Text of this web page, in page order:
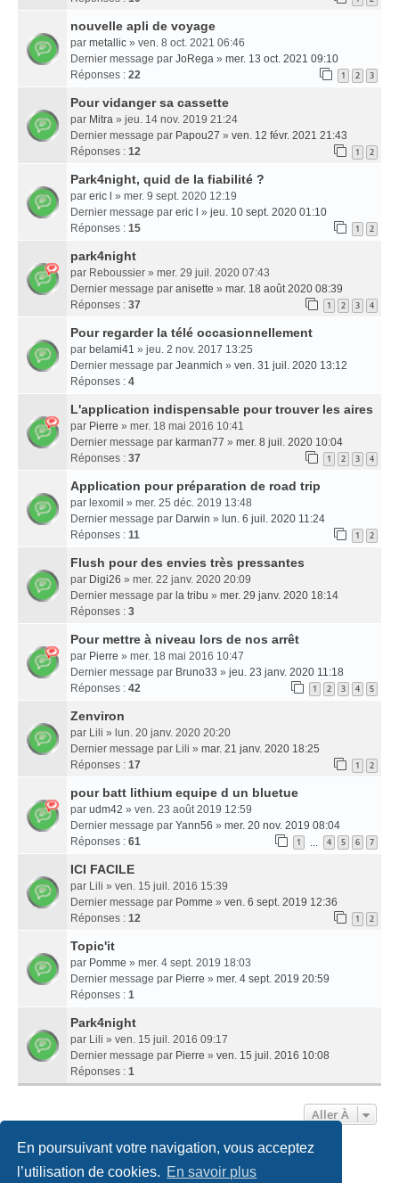
En poursuivant votre navigation, vous acceptez
l’utilisation de cookies. En savoir plus
nouvelle apli de voyage
par metallic » ven. 8 oct. 2021 06:46
Dernier message par JoRega » mer. 13 oct. 2021 09:10
Réponses : 22 1 2 3
Pour vidanger sa cassette
par Mitra » jeu. 14 nov. 2019 21:24
Dernier message par Papou27 » ven. 12 févr. 2021 21:43
Réponses : 12 1 2
Park4night, quid de la fiabilité ?
par eric l
» mer. 9 sept. 2020 12:19
Dernier message par eric l » jeu. 10 sept. 2020 01:10
Réponses : 15 1 2
park4night
par Reboussier » mer. 29 juil. 2020 07:43
Dernier message par anisette » mar. 18 août 2020 08:39
Réponses : 37 1 2 3 4
Pour regarder la télé occasionnellement
par belami41 » jeu. 2 nov. 2017 13:25
Dernier message par Jeanmich » ven. 31 juil. 2020 13:12
Réponses : 4
L'application indispensable pour trouver les aires
par Pierre » mer. 18 mai 2016 10:41
Dernier message par karman77 » mer. 8 juil. 2020 10:04
Réponses : 37 1 2 3 4
Application pour préparation de road trip
par lexomil » mer. 25 déc. 2019 13:48
Dernier message par Darwin » lun. 6 juil. 2020 11:24
Réponses : 11 1 2
Flush pour des envies très pressantes
par Digi26 » mer. 22 janv. 2020 20:09
Dernier message par la tribu » mer. 29 janv. 2020 18:14
Réponses : 3
Pour mettre à niveau lors de nos arrêt
par Pierre » mer. 18 mai 2016 10:47
Dernier message par Bruno33 » jeu. 23 janv. 2020 11:18
Réponses : 42 1 2 3 4 5
Zenviron
par Lili » lun. 20 janv. 2020 20:20
Dernier message par Lili » mar. 21 janv. 2020 18:25
Réponses : 17 1 2
pour batt lithium equipe d un bluetue
par udm42 » ven. 23 août 2019 12:59
Dernier message par Yann56 » mer. 20 nov. 2019 08:04
Réponses : 61 1 4 5 6 7
ICI FACILE
par Lili » ven. 15 juil. 2016 15:39
Dernier message par Pomme » ven. 6 sept. 2019 12:36
Réponses : 12 1 2
Topic'it
par Pomme » mer. 4 sept. 2019 18:03
Dernier message par Pierre » mer. 4 sept. 2019 20:59
Réponses : 1
Park4night
par Lili » ven. 15 juil. 2016 09:17
Dernier message par Pierre » ven. 15 juil. 2016 10:08
Réponses : 1
Aller À
Accueil Politiques & cookies